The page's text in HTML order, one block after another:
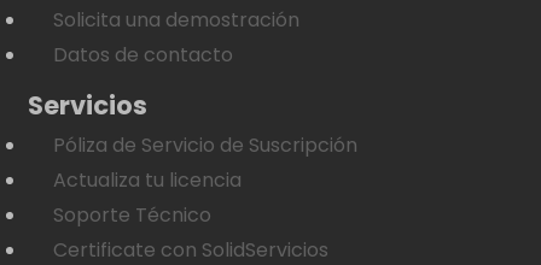
Solicita una demostración
Datos de contacto
Servicios
Póliza de Servicio de Suscripción
Actualiza tu licencia
Soporte Técnico
Certificate con SolidServicios